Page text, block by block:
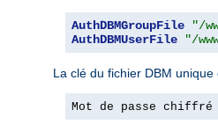
AuthDBMGroupFile
"/
AuthDBMUserFile
"/
La clé du fichier DBM
Mot de passe